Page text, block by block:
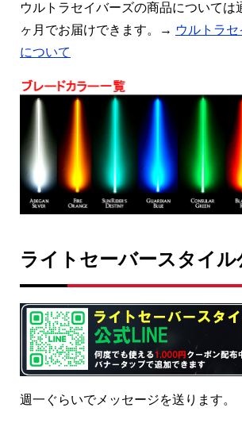
ウルトラセイバーズの商品については
ヶ月でお届けできます。→ ウルトラ
について
ライトセーバースタイル
週一ぐらいでメッセージを送ります。